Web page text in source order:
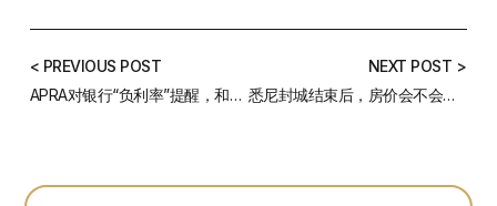
< PREVIOUS POST
APRA对银行“负利率”提醒，和你的关系有多大？
NEXT POST >
悉尼封城结束后，房价会不会像去年那样疯？